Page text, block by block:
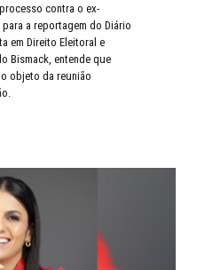
contra o ex-
a reportagem do Diário
em Direito Eleitoral e
Bismack, entende que
objeto da reunião